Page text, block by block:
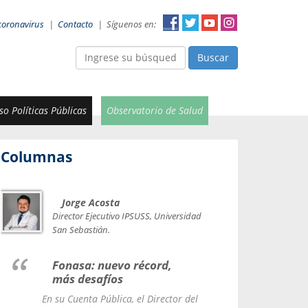
| Contacto | Síguenos en:
Buscar
Políticas Públicas Observatorio de Salud
Columnas
Jorge Acosta
Director Ejecutivo IPSUSS, Universidad
San Sebastián.
Fonasa: nuevo récord,
más desafíos
En su Cuenta Pública, el Director del